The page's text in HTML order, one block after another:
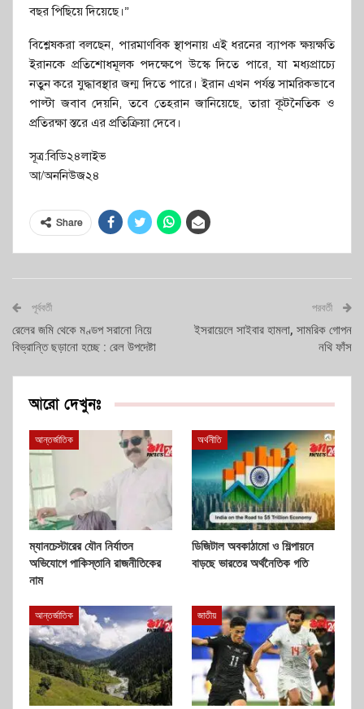
বছর পিছিয়ে দিয়েছে।”
বিশ্লেষকরা বলছেন, পারমাণবিক স্থাপনায় এই ধরনের ব্যাপক ক্ষয়ক্ষতি
ইরানকে প্রতিশোধমূলক পদক্ষেপে উস্কে দিতে পারে, যা মধ্যপ্রাচ্যে
নতুন করে যুদ্ধাবস্থার জন্ম দিতে পারে। ইরান এখন পর্যন্ত সামরিকভাবে
পাল্টা জবাব দেয়নি, তবে তেহরান জানিয়েছে, তারা কূটনৈতিক ও
প্রতিরক্ষা স্তরে এর প্রতিক্রিয়া দেবে।
সূত্র:বিডি২৪লাইভ
আ/অননিউজ২৪
Share
পূর্ববর্তী
রেলের জমি থেকে মণ্ডপ সরানো নিয়ে
বিভ্রান্তি ছড়ানো হচ্ছে : রেল উপদেষ্টা
পরবর্তী
ইসরায়েলে সাইবার হামলা, সামরিক গোপন
নথি ফাঁস
আরো দেখুনঃ
আন্তর্জাতিক
ম্যানচেস্টারের যৌন নির্যাতন
অভিযোগে পাকিস্তানি রাজনীতিকের
নাম
অর্থনীতি
ডিজিটাল অবকাঠামো ও শিল্পায়নে
বাড়ছে ভারতের অর্থনৈতিক গতি
আন্তর্জাতিক জাতীয়